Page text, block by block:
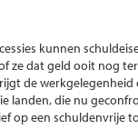
kunnen
ze dat geld ooit nog
de
landen, die nu
op een schuldenvrije